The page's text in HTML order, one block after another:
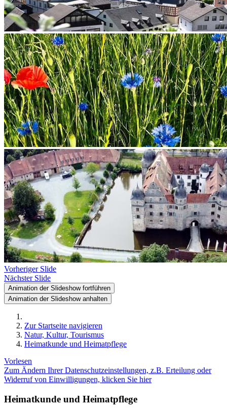
Vorheriger Slide
Nächster Slide
Animation der Slideshow fortführen
Animation der Slideshow anhalten
Zur Startseite navigieren
Natur, Kultur, Tourismus
Heimatkunde und Heimatpflege
Vorlesen
Zum Ändern Ihrer Datenschutzeinstellungen, z.B. Erteilung oder
Widerruf von Einwilligungen, klicken Sie hier
Heimatkunde und Heimatpflege